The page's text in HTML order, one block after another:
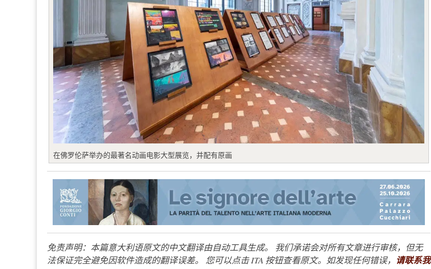
在佛罗伦萨举办的最著名动画电影大型展览，并配有原画
免责声明：本篇意大利语原文的中文翻译由自动工具生成。 我们承诺会对所有文章进行审核，但无
法保证完全避免因软件造成的翻译误差。 您可以点击 ITA 按钮查看原文。如发现任何错误， 请联系我